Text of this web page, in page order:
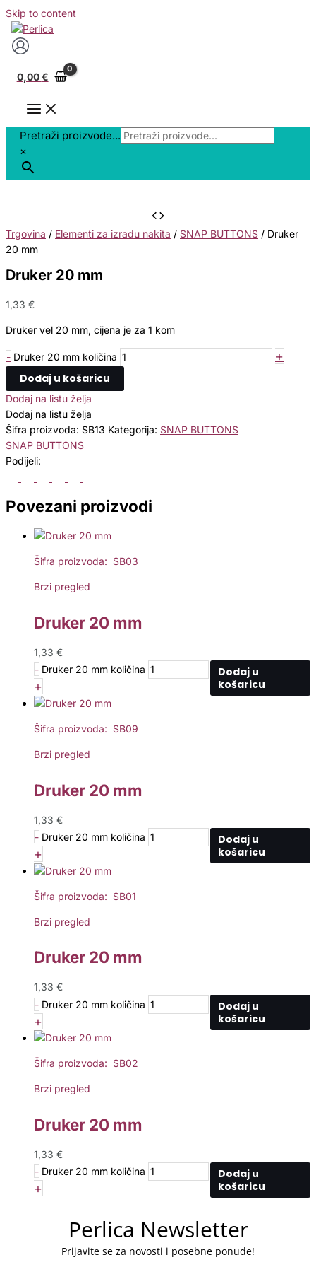
Skip to content
0,00€
Pretraži proizvode...
×
Trgovina / Elementi za izradu nakita / SNAP BUTTONS / Druker
20 mm
Druker 20 mm
1,33 €
Druker vel 20 mm, cijena je za 1 kom
- Druker 20 mm količina +
Dodaj u košaricu
Dodaj na listu želja
Dodaj na listu želja
Šifra proizvoda: SB13 Kategorija: SNAP BUTTONS
SNAP BUTTONS
Podijeli:
Povezani proizvodi
Šifra proizvoda: SB03
Brzi pregled
Druker 20 mm
1,33 €
- Druker 20 mm količina
+
Dodaj u
košaricu
Šifra proizvoda: SB09
Brzi pregled
Druker 20 mm
1,33 €
- Druker 20 mm količina
+
Dodaj u
košaricu
Šifra proizvoda: SB01
Brzi pregled
Druker 20 mm
1,33 €
- Druker 20 mm količina
+
Dodaj u
košaricu
Šifra proizvoda: SB02
Brzi pregled
Druker 20 mm
1,33 €
- Druker 20 mm količina
+
Dodaj u
košaricu
Perlica Newsletter
Prijavite se za novosti i posebne ponude!